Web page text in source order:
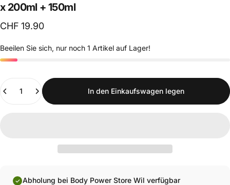
x 200ml + 150ml
CHF 19.90
Beeilen Sie sich, nur noch 1 Artikel auf Lager!
Anzahl
In den Einkaufswagen legen
Abholung bei Body Power Store Wil verfügbar